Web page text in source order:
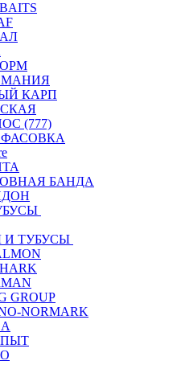
КАРП
(777)
БАНДА
И ТУБУСЫ
GROUP
NORMARK